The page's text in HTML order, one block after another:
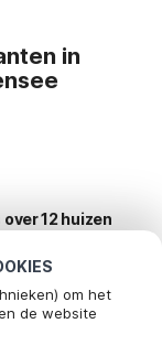
om het
de website
in
12 huizen
voor